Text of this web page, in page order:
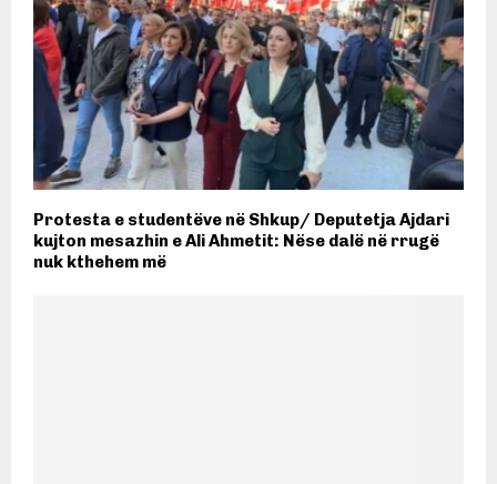
Protesta e studentëve në Shkup/ Deputetja Ajdari
kujton mesazhin e Ali Ahmetit: Nëse dalë në rrugë
nuk kthehem më